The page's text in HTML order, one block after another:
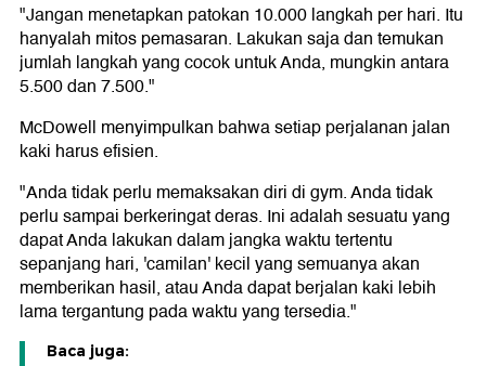
"Jangan menetapkan patokan 10.000 langkah per hari. Itu
hanyalah mitos pemasaran. Lakukan saja dan temukan
jumlah langkah yang cocok untuk Anda, mungkin antara
5.500 dan 7.500."
McDowell menyimpulkan bahwa setiap perjalanan jalan
kaki harus efisien.
"Anda tidak perlu memaksakan diri di gym. Anda tidak
perlu sampai berkeringat deras. Ini adalah sesuatu yang
dapat Anda lakukan dalam jangka waktu tertentu
sepanjang hari, 'camilan' kecil yang semuanya akan
memberikan hasil, atau Anda dapat berjalan kaki lebih
lama tergantung pada waktu yang tersedia."
Baca juga: